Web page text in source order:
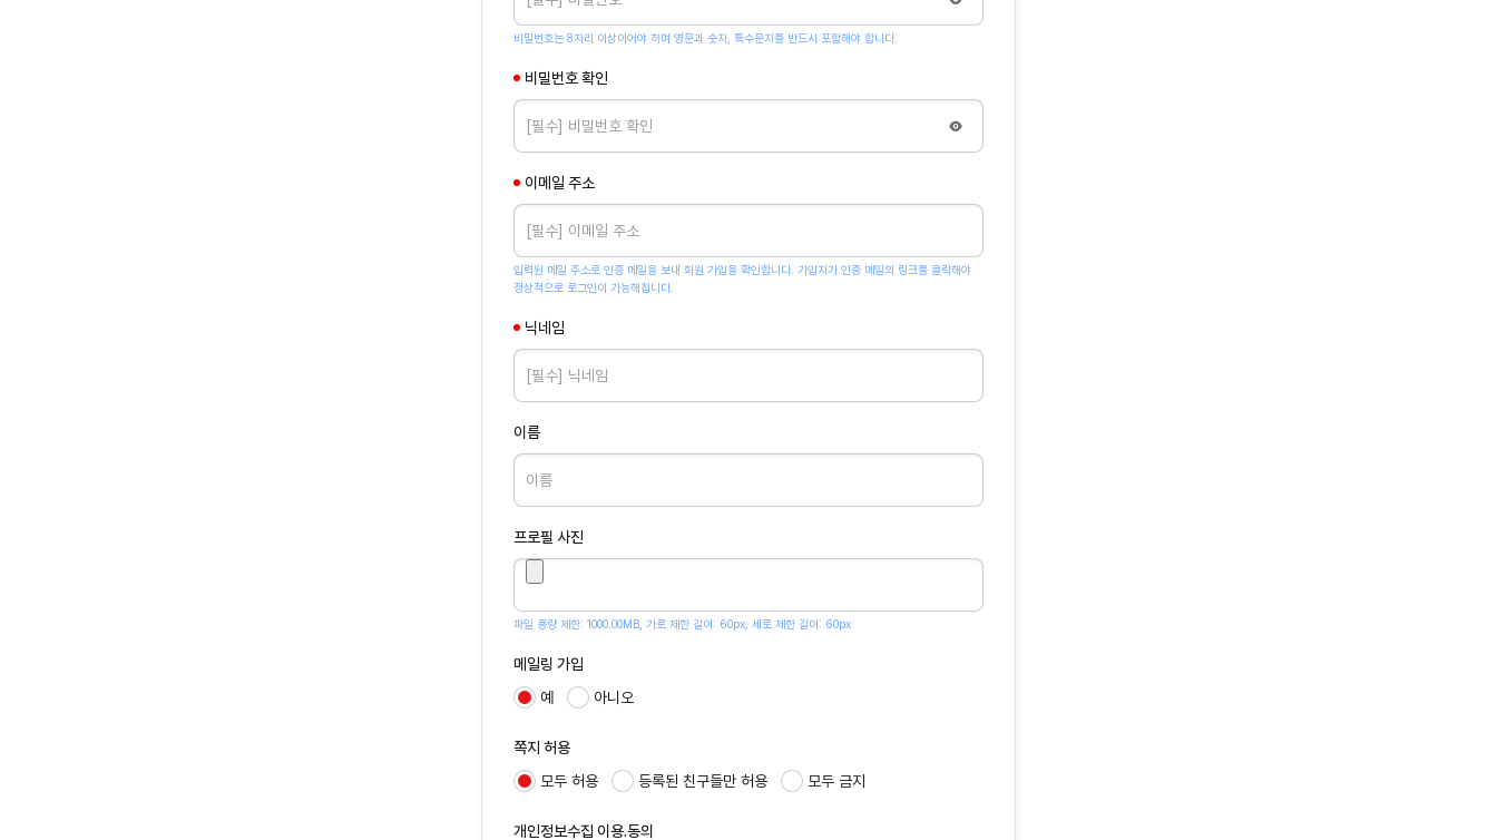
비밀번호는 8자리 이상이어야 하며 영문과 숫자, 특수문자를 반드시 포함해야 합니다.
비밀번호 확인
이메일 주소
입력된 메일 주소로 인증 메일을 보내 회원 가입을 확인합니다. 가입자가 인증 메일의 링크를 클릭해야
정상적으로 로그인이 가능해집니다.
닉네임
이름
프로필 사진
파일 용량 제한: 1000.00MB, 가로 제한 길이: 60px, 세로 제한 길이: 60px
메일링 가입
예
아니오
쪽지 허용
모두 허용
등록된 친구들만 허용 모두 금지
개인정보수집 이용.동의